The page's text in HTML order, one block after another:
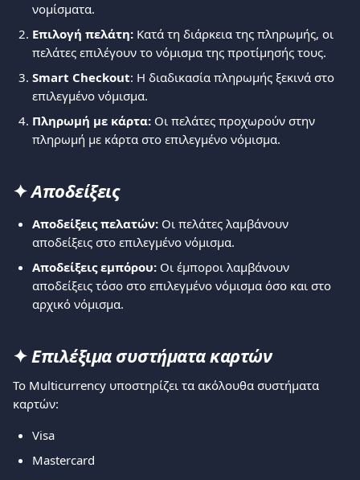
νομίσματα.
Επιλογή πελάτη: Κατά τη διάρκεια της πληρωμής, οι
πελάτες επιλέγουν το νόμισμα της προτίμησής τους.
Smart Checkout: Η διαδικασία πληρωμής ξεκινά στο
επιλεγμένο νόμισμα.
Πληρωμή με κάρτα: Οι πελάτες προχωρούν στην
πληρωμή με κάρτα στο επιλεγμένο νόμισμα.
✦ Αποδείξεις
Αποδείξεις πελατών: Οι πελάτες λαμβάνουν
αποδείξεις στο επιλεγμένο νόμισμα.
Αποδείξεις εμπόρου: Οι έμποροι λαμβάνουν
αποδείξεις τόσο στο επιλεγμένο νόμισμα όσο και στο
αρχικό νόμισμα.
✦ Επιλέξιμα συστήματα καρτών
Το Multicurrency υποστηρίζει τα ακόλουθα συστήματα
καρτών:
Visa
Mastercard